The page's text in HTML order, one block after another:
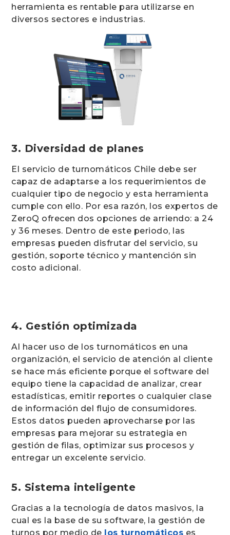
herramienta es rentable para utilizarse en
diversos sectores e industrias.
3. Diversidad de planes
El servicio de turnomáticos Chile debe ser
capaz de adaptarse a los requerimientos de
cualquier tipo de negocio y esta herramienta
cumple con ello. Por esa razón, los expertos de
ZeroQ ofrecen dos opciones de arriendo: a 24
y 36 meses. Dentro de este periodo, las
empresas pueden disfrutar del servicio, su
gestión, soporte técnico y mantención sin
costo adicional.
4. Gestión optimizada
Al hacer uso de los turnomáticos en una
organización, el servicio de atención al cliente
se hace más eficiente porque el software del
equipo tiene la capacidad de analizar, crear
estadísticas, emitir reportes o cualquier clase
de información del flujo de consumidores.
Estos datos pueden aprovecharse por las
empresas para mejorar su estrategia en
gestión de filas, optimizar sus procesos y
entregar un excelente servicio.
5. Sistema inteligente
Gracias a la tecnología de datos masivos, la
cual es la base de su software, la gestión de
turnos por medio de los turnomáticos es